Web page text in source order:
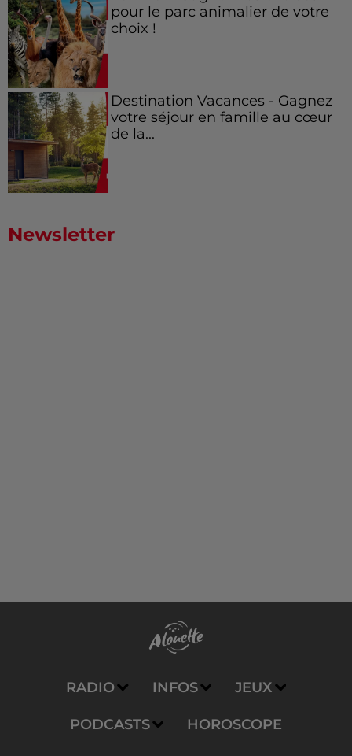
pour le parc animalier de votre
choix !
Destination Vacances - Gagnez
votre séjour en famille au cœur
de la...
Newsletter
RADIO INFOS JEUX
PODCASTS HOROSCOPE